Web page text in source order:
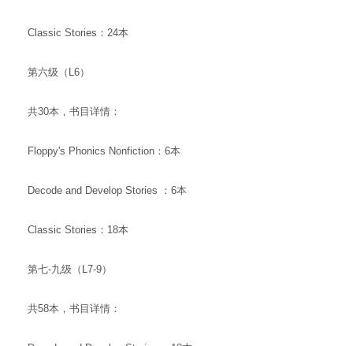
Classic Stories：24本
第六级（L6）
共30本，书目详情：
Floppy's Phonics Nonfiction：6本
Decode and Develop Stories ：6本
Classic Stories：18本
第七-九级（L7-9）
共58本，书目详情：